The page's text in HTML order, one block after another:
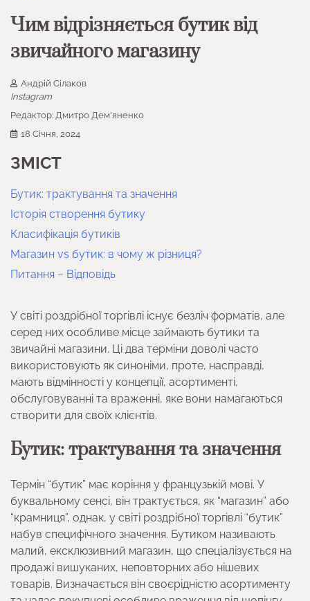
Чим відрізняється бутик від
звичайного магазину
Андрій Сілаков
Instagram
Редактор: Дмитро Дем'яненко
18 Січня, 2024
ЗМІСТ
Бутик: трактування та значення
Історія створення бутику
Класифікація бутиків
Магазин vs бутик: в чому ж різниця?
Питання – Відповідь
У світі роздрібної торгівлі існує безліч форматів, але
серед них особливе місце займають бутики та
звичайні магазини. Ці два терміни доволі часто
використовують як синоніми, проте, насправді,
мають відмінності у концепції, асортименті,
обслуговуванні та враженні, яке вони намагаються
створити для своїх клієнтів.
Бутик: трактування та значення
Термін “бутик” має коріння у французькій мові. У
буквальному сенсі, він трактується, як “магазин” або
“крамниця”, однак, у світі роздрібної торгівлі “бутик”
набув специфічного значення. Бутиком називають
малий, ексклюзивний магазин, що спеціалізується на
продажі вишуканих, неповторних або нішевих
товарів. Визначається він своєрідністю асортименту